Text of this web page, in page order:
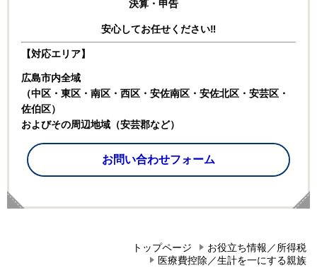
決算・申告
安心してお任せください‼
【対応エリア】
広島市内全域
（中区・東区・南区・西区・安佐南区・安佐北区・安芸区・
佐伯区）
およびその周辺地域（安芸郡など）
お問い合わせフォーム
トップページ
お役立ち情報／所得税
医療費控除／生計を一にする親族